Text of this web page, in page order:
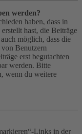
werden?
haben, dass in
hast, die Beiträge
möglich, dass die
Benutzern
erst begutachten
werden. Bitte
wenn du weitere
Links in der